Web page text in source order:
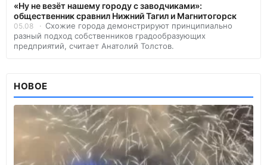
«Ну не везёт нашему городу с заводчиками»:
общественник сравнил Нижний Тагил и Магнитогорск
05.08
Схожие города демонстрируют принципиально
разный подход собственников градообразующих
предприятий, считает Анатолий Толстов.
НОВОЕ